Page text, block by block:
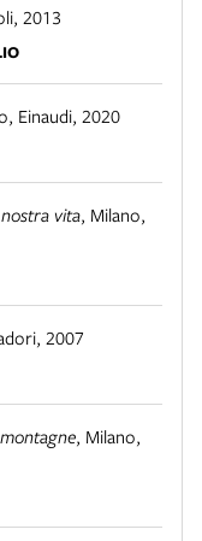
, 2013
, Einaudi, 2020
vita, Milano,
, 2007
, Milano,